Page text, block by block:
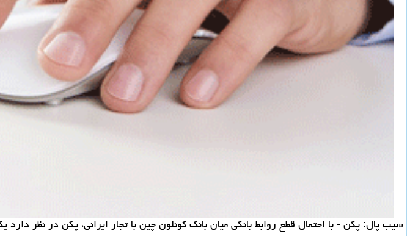
سیب پال: پكن - با احتمال قطع روابط بانكی میان بانك كونلون چین با تجار ایرانی، پكن در نظر